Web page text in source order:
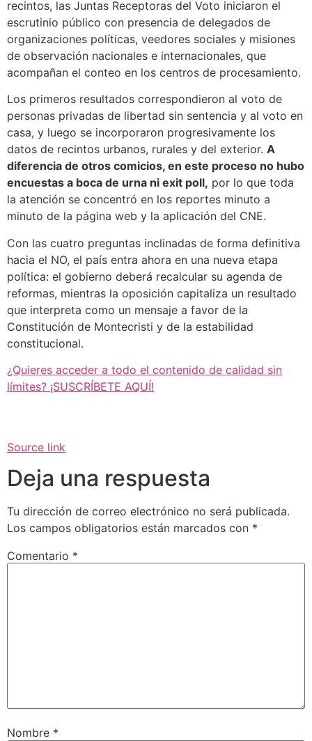
recintos, las Juntas Receptoras del Voto iniciaron el
escrutinio público con presencia de delegados de
organizaciones políticas, veedores sociales y misiones
de observación nacionales e internacionales, que
acompañan el conteo en los centros de procesamiento.
Los primeros resultados correspondieron al voto de
personas privadas de libertad sin sentencia y al voto en
casa, y luego se incorporaron progresivamente los
datos de recintos urbanos, rurales y del exterior. A
diferencia de otros comicios, en este proceso no hubo
encuestas a boca de urna ni exit poll, por lo que toda
la atención se concentró en los reportes minuto a
minuto de la página web y la aplicación del CNE.
Con las cuatro preguntas inclinadas de forma definitiva
hacia el NO, el país entra ahora en una nueva etapa
política: el gobierno deberá recalcular su agenda de
reformas, mientras la oposición capitaliza un resultado
que interpreta como un mensaje a favor de la
Constitución de Montecristi y de la estabilidad
constitucional.
¿Quieres acceder a todo el contenido de calidad sin
límites? ¡SUSCRÍBETE AQUÍ!
Source link
Deja una respuesta
Tu dirección de correo electrónico no será publicada.
Los campos obligatorios están marcados con *
Comentario *
Nombre *